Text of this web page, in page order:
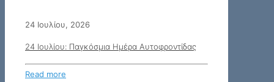
24 Ιουλίου, 2026
24 Ιουλίου: Παγκόσμια Ημέρα Αυτοφροντίδας
Read more